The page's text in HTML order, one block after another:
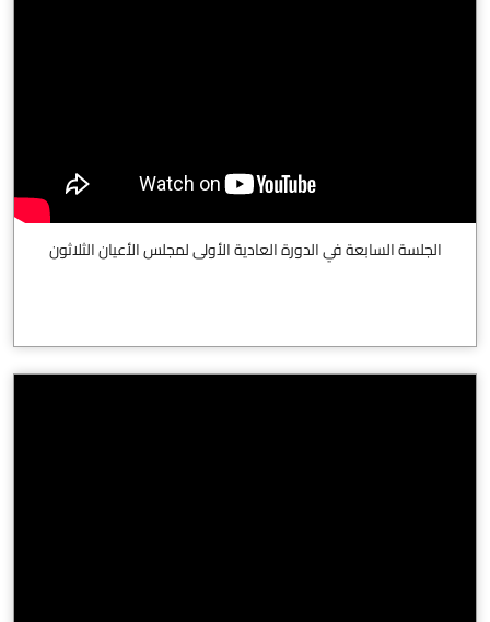
الجلسة السابعة في الدورة العادية الأولى لمجلس الأعيان الثلاثون